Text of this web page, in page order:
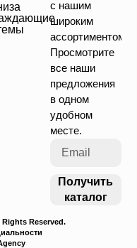
с нашим
широким
ассортиментом!
Просмотрите
все наши
предложения
в одном
удобном
месте.
Получить
каталог
Reserved.